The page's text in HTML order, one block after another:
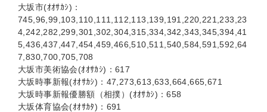
大坂市(ｵｵｻｶｼ)：
745,96,99,103,110,111,112,113,139,191,220,221,233,23
4,242,282,299,301,302,304,315,334,342,343,345,394,41
5,436,437,447,454,459,466,510,511,540,584,591,592,64
7,830,700,705,708
大坂市美術協会(ｵｵｻｶｼ)：617
大坂時事新報(ｵｵｻｶｼ)：47,273,613,633,664,665,671
大坂時事新報優勝額（相撲）(ｵｵｻｶｼ)：658
大坂体育協会(ｵｵｻｶﾀ)：691